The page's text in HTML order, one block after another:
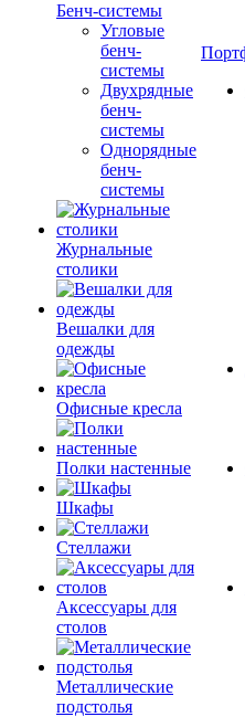
Бенч-системы
Угловые
бенч-
системы
Двухрядные
бенч-
системы
Однорядные
бенч-
системы
Журнальные
столики
Вешалки для
одежды
Офисные кресла
Полки настенные
Шкафы
Стеллажи
Аксессуары для
столов
Металлические
подстолья